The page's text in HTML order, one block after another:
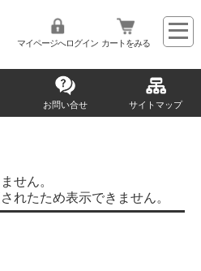
マイページへログイン カートをみる
お問い合せ サイトマップ
せん。
れたため表示できません。